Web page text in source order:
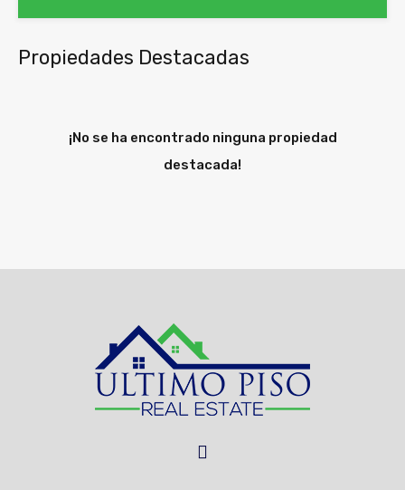
Propiedades Destacadas
¡No se ha encontrado ninguna propiedad
destacada!